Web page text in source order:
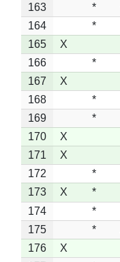
163
*
164
*
165
X
166
*
167
X
168
*
169
*
170
X
171
X
172
*
173
X *
174
*
175
*
176
X